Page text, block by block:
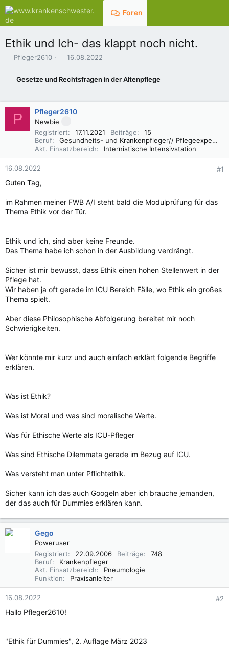
Foren
Ethik und Ich- das klappt noch nicht.
E
l
e
r
Pfleger2610
E
t
l
l
a
m
16.08.2022
Gesetze und Rechtsfragen in der Altenpflege
P Pfleger2610
Newbie
Registriert
17.11.2021 Beiträge
15
Beruf
Gesundheits- und Krankenpfleger// Pflegeexperte IMC
Akt. Einsatzbereich
Internistische Intensivstation
16.08.2022 #1
Guten Tag,
im Rahmen meiner FWB A/I steht bald die Modulprüfung für das
Thema Ethik vor der Tür.
Ethik und ich, sind aber keine Freunde.
Das Thema habe ich schon in der Ausbildung verdrängt.
Sicher ist mir bewusst, dass Ethik einen hohen Stellenwert in der
Pflege hat.
Wir haben ja oft gerade im ICU Bereich Fälle, wo Ethik ein großes
Thema spielt.
Aber diese Philosophische Abfolgerung bereitet mir noch
Schwierigkeiten.
Wer könnte mir kurz und auch einfach erklärt folgende Begriffe
erklären.
Was ist Ethik?
Was ist Moral und was sind moralische Werte.
Was für Ethische Werte als ICU-Pfleger
Was sind Ethische Dilemmata gerade im Bezug auf ICU.
Was versteht man unter Pflichtethik.
Sicher kann ich das auch Googeln aber ich brauche jemanden,
der das auch für Dummies erklären kann.
Gego
Poweruser
Registriert
22.09.2006 Beiträge
748
Beruf
Krankenpfleger
Akt. Einsatzbereich
Pneumologie
Funktion
Praxisanleiter
16.08.2022 #2
Hallo Pfleger2610!
"Ethik für Dummies", 2. Auflage März 2023